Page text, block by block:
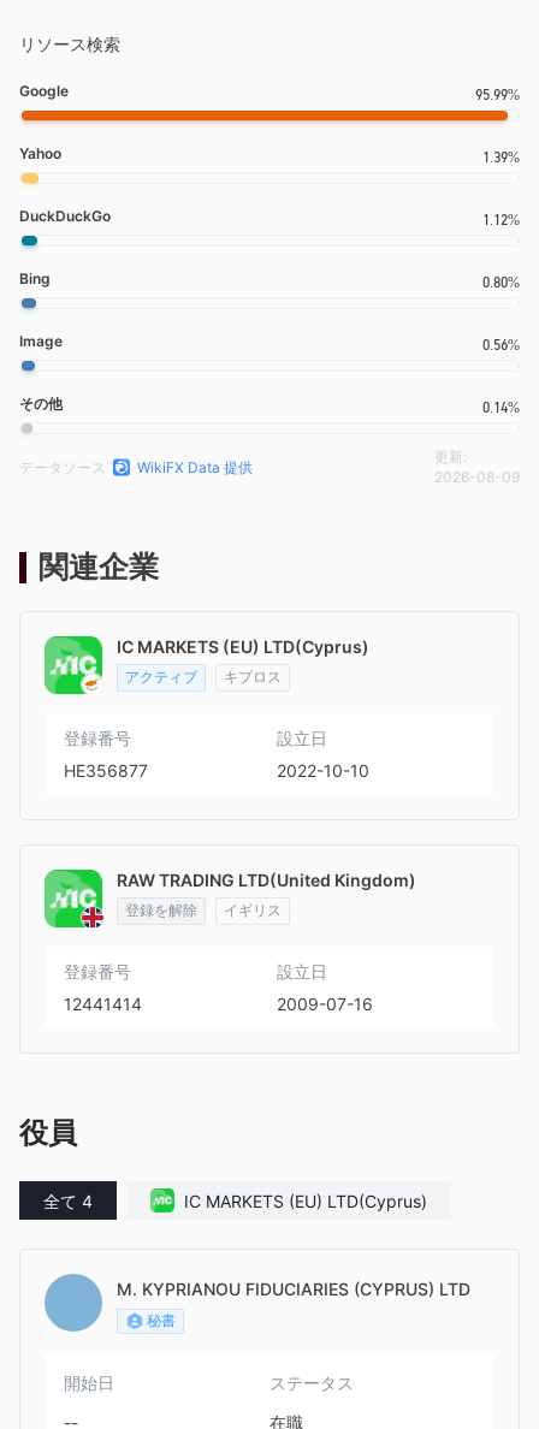
リソース検索
Google 95.99%
Yahoo 1.39%
DuckDuckGo 1.12%
Bing 0.80%
Image 0.56%
その他 0.14%
データソース WikiFX Data 提供
更新:
2026-08-09
関連企業
IC MARKETS (EU) LTD(Cyprus)
アクティブ キプロス
登録番号
HE356877
設立日
2022-10-10
RAW TRADING LTD(United Kingdom)
登録を解除 イギリス
登録番号
12441414
設立日
2009-07-16
役員
全て 4 IC MARKETS (EU) LTD(Cyprus)
M. KYPRIANOU FIDUCIARIES (CYPRUS) LTD
秘書
開始日
--
ステータス
在職